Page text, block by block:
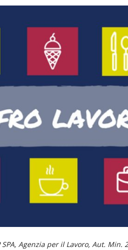
SPA, Agenzia per il Lavoro, Aut. Min.